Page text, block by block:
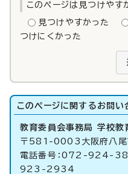
このページは見つけやす
見つけやすかった
つけにくかった
このページに関する お問い
教育委員会事務局 学校教
〒581-0003大阪府八尾
電話番号：072-924-
923-2934